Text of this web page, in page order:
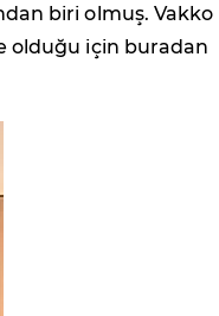
biri olmuş. Vakko
olduğu için buradan